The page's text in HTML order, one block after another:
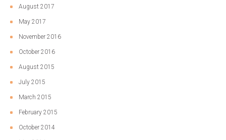
August 2017
May 2017
November 2016
October 2016
August 2015
July 2015
March 2015
February 2015
October 2014